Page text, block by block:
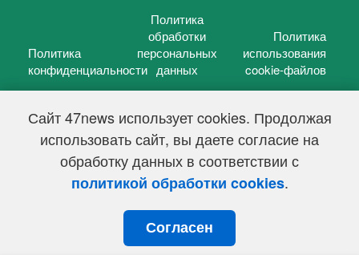
Сайт 47news использует cookies. Продолжая
использовать сайт, вы даете согласие на
обработку данных в соответствии с
политикой обработки cookies.
Согласен
Политика
конфиденциальности
Политика
обработки
персональных
данных
Политика
использования
cookie-файлов
47 новостей (47 news)2005 — 2026 г.
Свидетельство о регистрации СМИ Эл № ФС 77-39848, выдано
Федеральной службой по надзору в сфере связи,
информационных технологий и массовых коммуникаций